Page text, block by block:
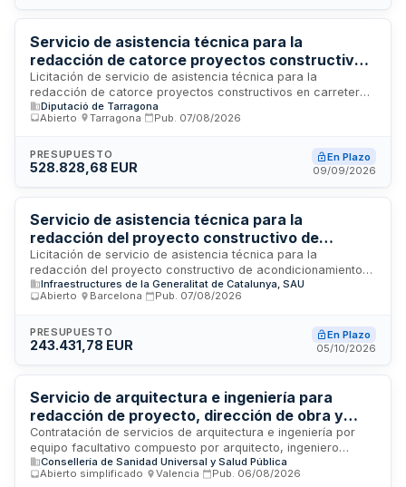
Servicio de asistencia técnica para la
redacción de catorce proyectos constructivos
en carreteras - Diputación de Tarragona
Licitación de servicio de asistencia técnica para la
redacción de catorce proyectos constructivos en carreteras
provinciales de Tarragona. El contrato incluye la elaboración
de estudios informativos, análisis de impacto ambiental y
732, T-2021, T-1032, T-1045, T-2036, T-4283, T-4346, T-
4347, TP-2031, TP-2311 y TV-3025. La ejecución se llevará a
Territorio de la Diputación de Tarragona.
Diputació de Tarragona
Abierto
Tarragona Pub. 07/08/2026
PRESUPUESTO
528.828,68 EUR
En Plazo
09/09/2026
Servicio de asistencia técnica para la
redacción del proyecto constructivo de
acondicionamiento de la carretera B-201 en
Sant Boi de Llobregat
Licitación de servicio de asistencia técnica para la
redacción del proyecto constructivo de acondicionamiento
de la carretera B-201 desde la Plaza Europa hasta la rotonda
de la Avenida Marina en Sant Boi de Llobregat. El contrato
con soluciones proyectadas, cálculos, definiciones,
amidamientos y contenidos técnicos necesarios para la
técnico especializado en obra civil con experiencia mínima
de quince años en proyectos constructivos de carreteras,
dedicación mínima del treinta por ciento y responsabilidad
como autor del proyecto.
Infraestructures de la Generalitat de Catalunya, SAU
Abierto
Barcelona Pub. 07/08/2026
PRESUPUESTO
243.431,78 EUR
En Plazo
05/10/2026
Servicio de arquitectura e ingeniería para
redacción de proyecto, dirección de obra y
coordinación de seguridad del Centro de
Atención Urgente del Centro de Salud el Clot de
Paterna
Contratación de servicios de arquitectura e ingeniería por
equipo facultativo compuesto por arquitecto, ingeniero
industrial o técnico industrial, y arquitecto técnico para la
redacción del proyecto, dirección de obra y coordinación de
Consellería de Sanidad Universal y Salud Pública
Abierto simplificado
Valencia Pub. 06/08/2026